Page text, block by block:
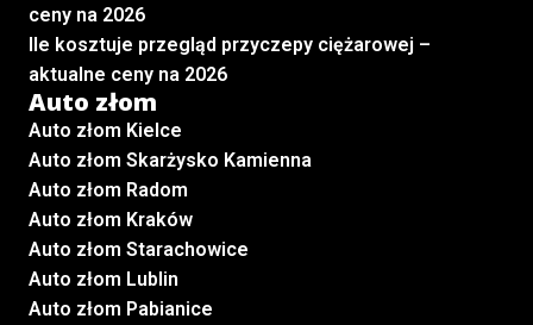
ceny na 2026
Ile kosztuje przegląd przyczepy ciężarowej –
aktualne ceny na 2026
Auto złom
Auto złom Kielce
Auto złom Skarżysko Kamienna
Auto złom Radom
Auto złom Kraków
Auto złom Starachowice
Auto złom Lublin
Auto złom Pabianice